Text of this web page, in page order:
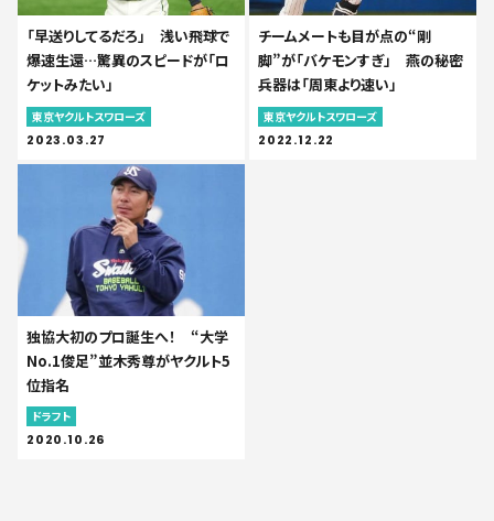
「早送りしてるだろ」 浅い飛球で
爆速生還…驚異のスピードが「ロ
ケットみたい」
東京ヤクルトスワローズ
2023.03.27
チームメートも目が点の“剛
脚”が「バケモンすぎ」 燕の秘密
兵器は「周東より速い」
東京ヤクルトスワローズ
2022.12.22
独協大初のプロ誕生へ！ “大学
No.1俊足”並木秀尊がヤクルト5
位指名
ドラフト
2020.10.26